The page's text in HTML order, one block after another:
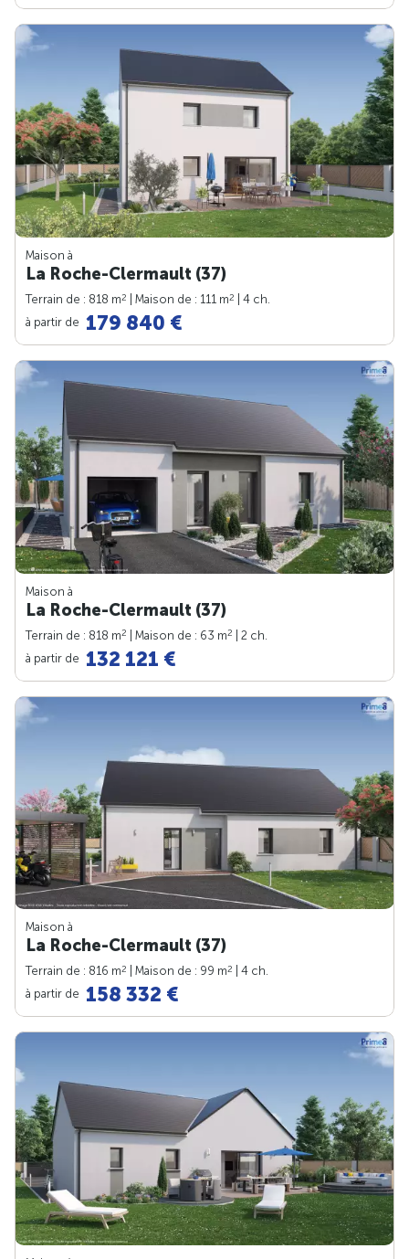
Maison à
La Roche-Clermault (37)
Terrain de : 818 m2 | Maison de : 111 m2
| 4 ch.
à partir de 179 840 €
Maison à
La Roche-Clermault (37)
Terrain de : 818 m2 | Maison de : 63 m2
| 2 ch.
à partir de 132 121 €
Maison à
La Roche-Clermault (37)
Terrain de : 816 m2 | Maison de : 99 m2
| 4 ch.
à partir de 158 332 €